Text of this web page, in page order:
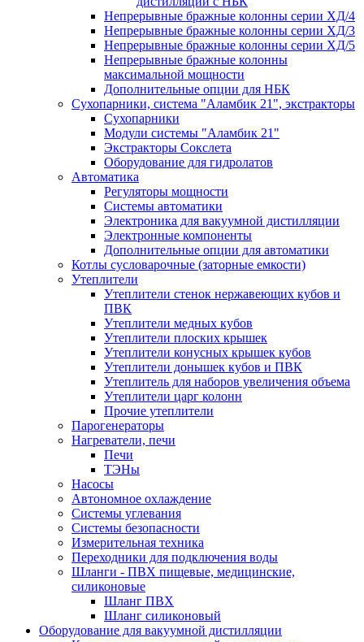
Непрерывные бражные колонны серии ХД/4
Непрерывные бражные колонны серии ХД/3
Непрерывные бражные колонны серии ХД/5
Непрерывные бражные колонны
максимальной мощности
Дополнительные опции для НБК
Сухопарники, система "Аламбик 21", экстракторы
Сухопарники
Модули системы "Аламбик 21"
Экстракторы Сокслета
Оборудование для гидролатов
Автоматика
Регуляторы мощности
Системы автоматики
Электроника для вакуумной дистилляции
Электронные компоненты
Дополнительные опции для автоматики
Котлы сусловарочные (заторные емкости)
Утеплители
Утеплители стенок нержавеющих кубов и
ПВК
Утеплители медных кубов
Утеплители плоских крышек
Утеплители конусных крышек кубов
Утеплители донышек кубов и ПВК
Утеплитель для наборов увеличения объема
Утеплители царг колонн
Прочие утеплители
Парогенераторы
Нагреватели, печи
Печи
ТЭНы
Насосы
Автономное охлаждение
Системы углевания
Системы безопасности
Измерительная техника
Переходники для подключения воды
Шланги - ПВХ пищевые, медицинские,
силиконовые
Шланг ПВХ
Шланг силиконовый
Оборудование для вакуумной дистилляции